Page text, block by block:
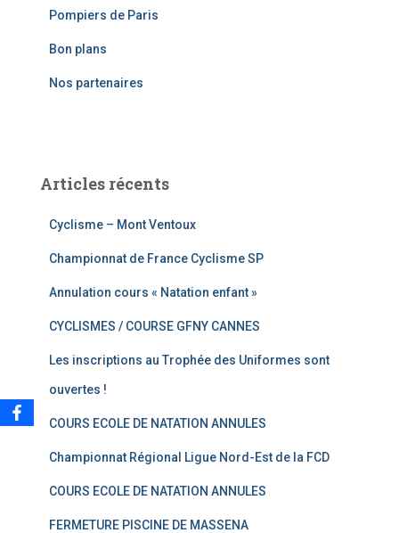
Pompiers de Paris
Bon plans
Nos partenaires
Articles récents
Cyclisme – Mont Ventoux
Championnat de France Cyclisme SP
Annulation cours « Natation enfant »
CYCLISMES / COURSE GFNY CANNES
Les inscriptions au Trophée des Uniformes sont
ouvertes !
COURS ECOLE DE NATATION ANNULES
Championnat Régional Ligue Nord-Est de la FCD
COURS ECOLE DE NATATION ANNULES
FERMETURE PISCINE DE MASSENA